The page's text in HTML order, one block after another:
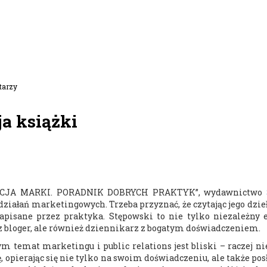
książki
MARKI. PORADNIK DOBRYCH PRAKTYK”, wydawnictwo
marketingowych. Trzeba przyznać, że czytając jego
przez praktyka. Stępowski to nie tylko niezależny
ale również dziennikarz z bogatym doświadczeniem.
temat marketingu i public relations jest bliski – raczej
się nie tylko na swoim doświadczeniu, ale także